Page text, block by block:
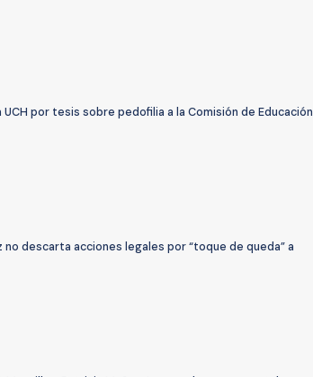
por tesis sobre pedofilia a la Comisión de Educación
no descarta acciones legales por “toque de queda” a